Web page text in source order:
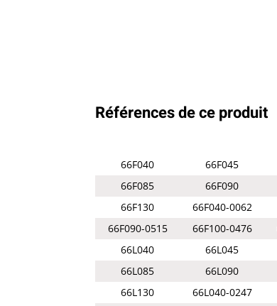
Références de ce produit
66F040 66F045
66F085
66F090
66F130
66F040-0062
66F090-0515
66F100-0476
66L040
66L045
66L085
66L090
66L130
66L040-0247